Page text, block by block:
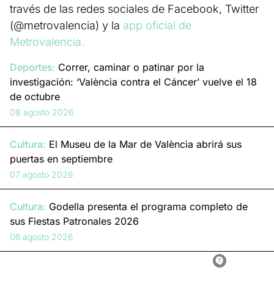
través de las redes sociales de Facebook, Twitter
(@metrovalencia) y la app oficial de
Metrovalencia.
Deportes: Correr, caminar o patinar por la
investigación: ‘València contra el Cáncer’ vuelve el 18
de octubre
08 agosto 2026
Cultura: El Museu de la Mar de València abrirá sus
puertas en septiembre
07 agosto 2026
Cultura: Godella presenta el programa completo de
sus Fiestas Patronales 2026
06 agosto 2026